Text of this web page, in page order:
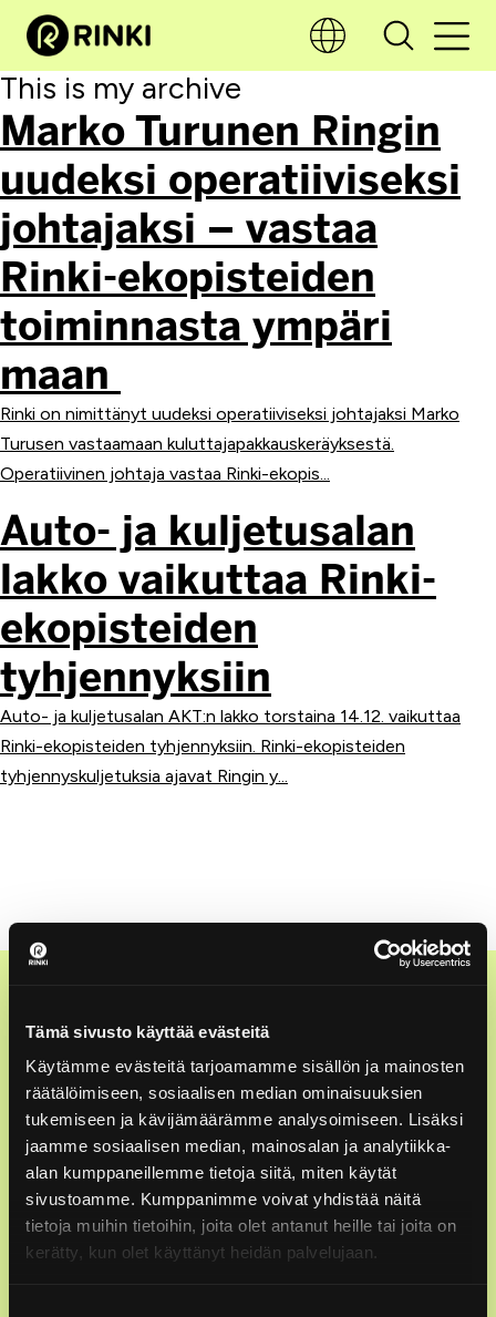
Tämä sivusto käyttää evästeitä
Käytämme evästeitä tarjoamamme sisällön ja mainosten
räätälöimiseen, sosiaalisen median ominaisuuksien
tukemiseen ja kävijämäärämme analysoimiseen. Lisäksi
jaamme sosiaalisen median, mainosalan ja analytiikka-
alan kumppaneillemme tietoja siitä, miten käytät
sivustoamme. Kumppanimme voivat yhdistää näitä
tietoja muihin tietoihin, joita olet antanut heille tai joita on
kerätty, kun olet käyttänyt heidän palvelujaan.
This is my archive
Marko Turunen Ringin
uudeksi operatiiviseksi
johtajaksi – vastaa
Rinki-ekopisteiden
toiminnasta ympäri
maan
Rinki on nimittänyt uudeksi operatiiviseksi johtajaksi Marko
Turusen vastaamaan kuluttajapakkauskeräyksestä.
Operatiivinen johtaja vastaa Rinki-ekopis...
Auto- ja kuljetusalan
lakko vaikuttaa Rinki-
ekopisteiden
tyhjennyksiin
Auto- ja kuljetusalan AKT:n lakko torstaina 14.12. vaikuttaa
Rinki-ekopisteiden tyhjennyksiin. Rinki-ekopisteiden
tyhjennyskuljetuksia ajavat Ringin y...
00580 Helsinki
© RINKI Oy All rights reserved
Asiakaspalvelu: ekopisteet ja lajittelu
0800 133 888